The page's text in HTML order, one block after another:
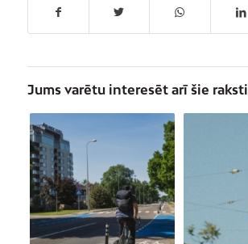
Jums varētu interesēt arī šie raksti